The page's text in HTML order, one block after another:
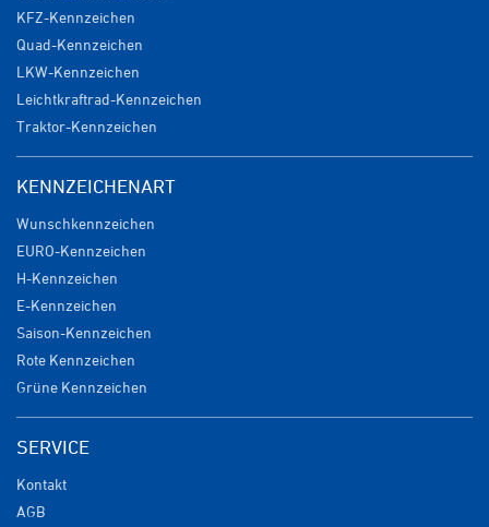
KFZ-Kennzeichen
Quad-Kennzeichen
LKW-Kennzeichen
Leichtkraftrad-Kennzeichen
Traktor-Kennzeichen
KENNZEICHENART
Wunschkennzeichen
EURO-Kennzeichen
H-Kennzeichen
E-Kennzeichen
Saison-Kennzeichen
Rote Kennzeichen
Grüne Kennzeichen
SERVICE
Kontakt
AGB